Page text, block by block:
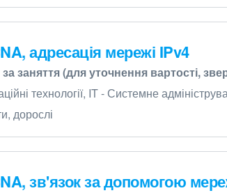
адресація мережі IPv4
за заняття (для уточнення вартості,
технології, IT - Системне
дорослі
зв'язок за допомогою